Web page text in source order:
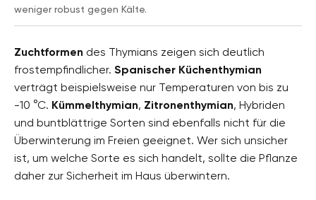
weniger robust gegen Kälte.
Zuchtformen des Thymians zeigen sich deutlich
frostempfindlicher. Spanischer Küchenthymian
verträgt beispielsweise nur Temperaturen von bis zu
-10 °C. Kümmelthymian, Zitronenthymian, Hybriden
und buntblättrige Sorten sind ebenfalls nicht für die
Überwinterung im Freien geeignet. Wer sich unsicher
ist, um welche Sorte es sich handelt, sollte die Pflanze
daher zur Sicherheit im Haus überwintern.